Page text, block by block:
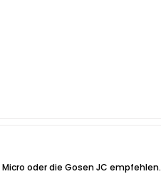
oder die Gosen JC empfehlen.